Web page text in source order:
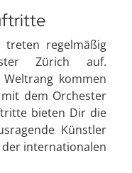
treten regelmäßig
Zürich auf.
kommen
dem Orchester
bieten Dir die
Künstler
der internationalen